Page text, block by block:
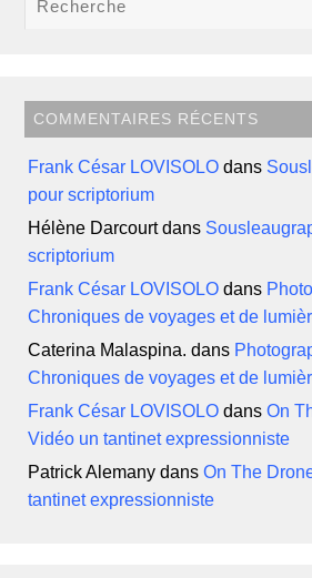
COMMENTAIRES RÉCENTS
Frank César LOVISOLO dans
pour scriptorium
Hélène Darcourtdans
scriptorium
Frank César LOVISOLO dans
Chroniques de voyages et de
Caterina Malaspina. dans
Chroniques de voyages et de
Frank César LOVISOLO dansOn
Vidéo un tantinet expressionniste
Patrick Alemany dansOn The
tantinet expressionniste